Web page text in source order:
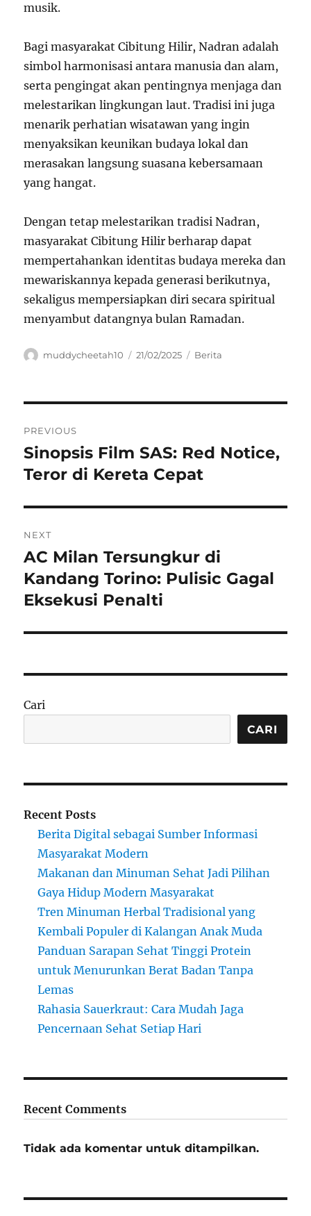
musik.
Bagi masyarakat Cibitung Hilir, Nadran adalah
simbol harmonisasi antara manusia dan alam,
serta pengingat akan pentingnya menjaga dan
melestarikan lingkungan laut. Tradisi ini juga
menarik perhatian wisatawan yang ingin
menyaksikan keunikan budaya lokal dan
merasakan langsung suasana kebersamaan
yang hangat.
Dengan tetap melestarikan tradisi Nadran,
masyarakat Cibitung Hilir berharap dapat
mempertahankan identitas budaya mereka dan
mewariskannya kepada generasi berikutnya,
sekaligus mempersiapkan diri secara spiritual
menyambut datangnya bulan Ramadan.
Author
muddycheetah10
Posted
21/02/2025 Categories
Berita
pos
PREVIOUS
Previous
post:
Sinopsis Film SAS: Red Notice,
Teror di Kereta Cepat
NEXT
Next
post:
AC Milan Tersungkur di
Kandang Torino: Pulisic Gagal
Eksekusi Penalti
Cari
CARI
Recent Posts
Berita Digital sebagai Sumber Informasi
Masyarakat Modern
Makanan dan Minuman Sehat Jadi Pilihan
Gaya Hidup Modern Masyarakat
Tren Minuman Herbal Tradisional yang
Kembali Populer di Kalangan Anak Muda
Panduan Sarapan Sehat Tinggi Protein
untuk Menurunkan Berat Badan Tanpa
Lemas
Rahasia Sauerkraut: Cara Mudah Jaga
Pencernaan Sehat Setiap Hari
Recent Comments
Tidak ada komentar untuk ditampilkan.